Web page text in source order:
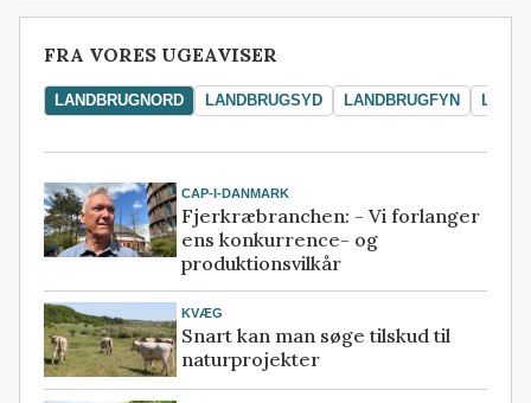
FRA VORES UGEAVISER
LANDBRUGNORD LANDBRUGSYD LANDBRUGFYN
CAP-I-DANMARK
Fjerkræbranchen: - Vi forlanger
ens konkurrence- og
produktionsvilkår
KVÆG
Snart kan man søge tilskud til
naturprojekter